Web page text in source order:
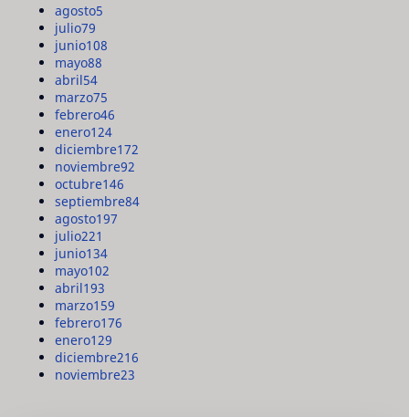
agosto5
julio79
junio108
mayo88
abril54
marzo75
febrero46
enero124
diciembre172
noviembre92
octubre146
septiembre84
agosto197
julio221
junio134
mayo102
abril193
marzo159
febrero176
enero129
diciembre216
noviembre23